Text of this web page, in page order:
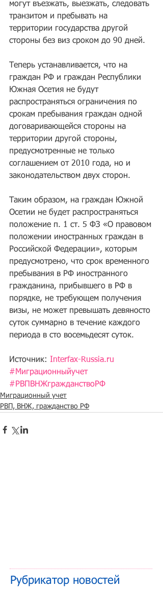
могут въезжать, выезжать, следовать
транзитом и пребывать на
территории государства другой
стороны без виз сроком до 90 дней.
Теперь устанавливается, что на
граждан РФ и граждан Республики
Южная Осетия не будут
распространяться ограничения по
срокам пребывания граждан одной
договаривающейся стороны на
территории другой стороны,
предусмотренные не только
соглашением от 2010 года, но и
законодательством двух сторон.
Таким образом, на граждан Южной
Осетии не будет распространяться
положение п. 1 ст. 5 ФЗ «О правовом
положении иностранных граждан в
Российской Федерации», которым
предусмотрено, что срок временного
пребывания в РФ иностранного
гражданина, прибывшего в РФ в
порядке, не требующем получения
визы, не может превышать девяносто
суток суммарно в течение каждого
периода в сто восемьдесят суток.
Источник: Interfax-Russia.ru
#Миграционныйучет
#РВПВНЖгражданствоРФ
Миграционный учет
РВП, ВНЖ, гражданство РФ
Рубрикатор новостей